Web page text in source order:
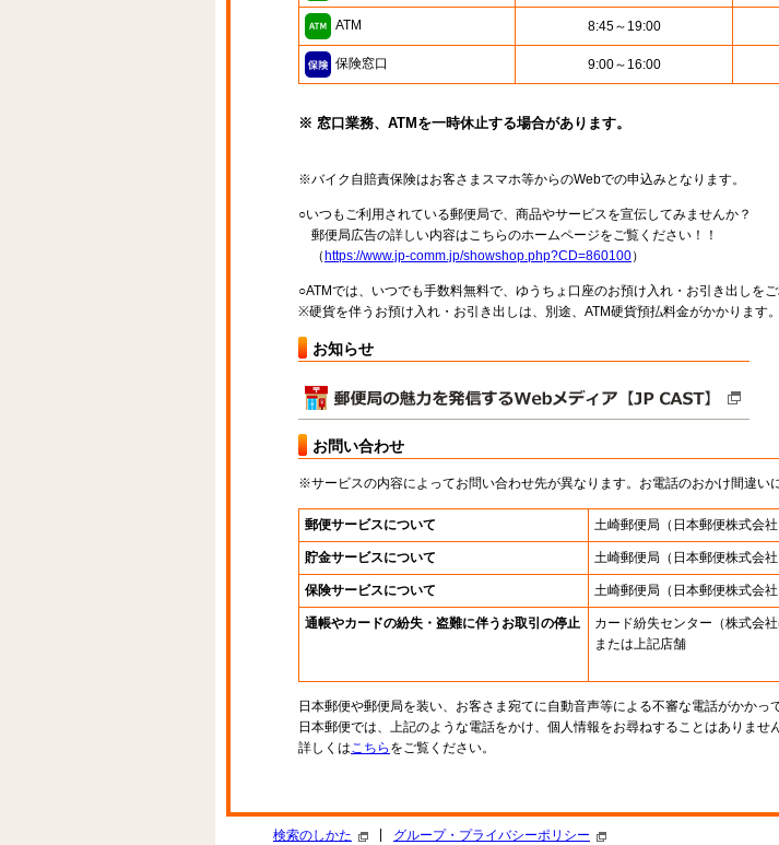
ATM 8:45～19:00
保険窓口 9:00～16:00
※ 窓口業務、ATMを一時休止する場合があります。
※バイク自賠責保険はお客さまスマホ等からのWebでの申込みとなります。
○いつもご利用されている郵便局で、商品やサービスを宣伝してみませんか？
郵便局広告の詳しい内容はこちらのホームページをご覧ください！！
（ https://www.jp-comm.jp/showshop.php?CD=860100）
○ATMでは、いつでも手数料無料で、ゆうちょ口座のお預け入れ・お引き出しをご
※硬貨を伴うお預け入れ・お引き出しは、別途、ATM硬貨預払料金がかかります。
お知らせ
お問い合わせ
※サービスの内容によってお問い合わせ先が異なります。お電話のおかけ間違い
郵便サービスについて 土崎郵便局 （日本郵便株式会社
貯金サービスについて 土崎郵便局 （日本郵便株式会社
保険サービスについて 土崎郵便局 （日本郵便株式会社
通帳やカードの紛失・盗難に伴うお取引の停止 カード紛失センター （株式会
または上記店舗
日本郵便や郵便局を装い、お客さま宛てに自動音声等による不審な電話がかかっ
日本郵便では、上記のような電話をかけ、個人情報をお尋ねすることはありません
詳しくはこちら をご覧ください。
検索のしかた グループ・プライバシーポリシー